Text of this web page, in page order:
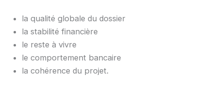
la qualité globale du dossier
la stabilité financière
le reste à vivre
le comportement bancaire
la cohérence du projet.